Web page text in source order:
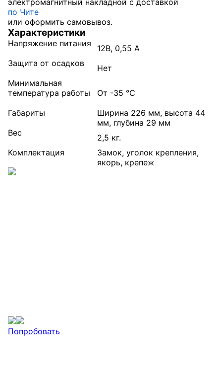
электромагнитный накладной с доставкой
по Чите
или оформить самовывоз.
Характеристики
Напряжение питания
12В, 0,55 А
Защита от осадков
Нет
Минимальная
температура работы
От -35 °С
Габариты
Ширина 226 мм, высота 44
мм, глубина 29 мм
Вес
2,5 кг.
Комплектация
Замок, уголок крепления,
якорь, крепеж
Попробовать